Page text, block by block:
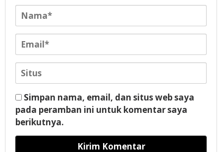
Simpan nama, email, dan situs web saya
pada peramban ini untuk komentar saya
berikutnya.